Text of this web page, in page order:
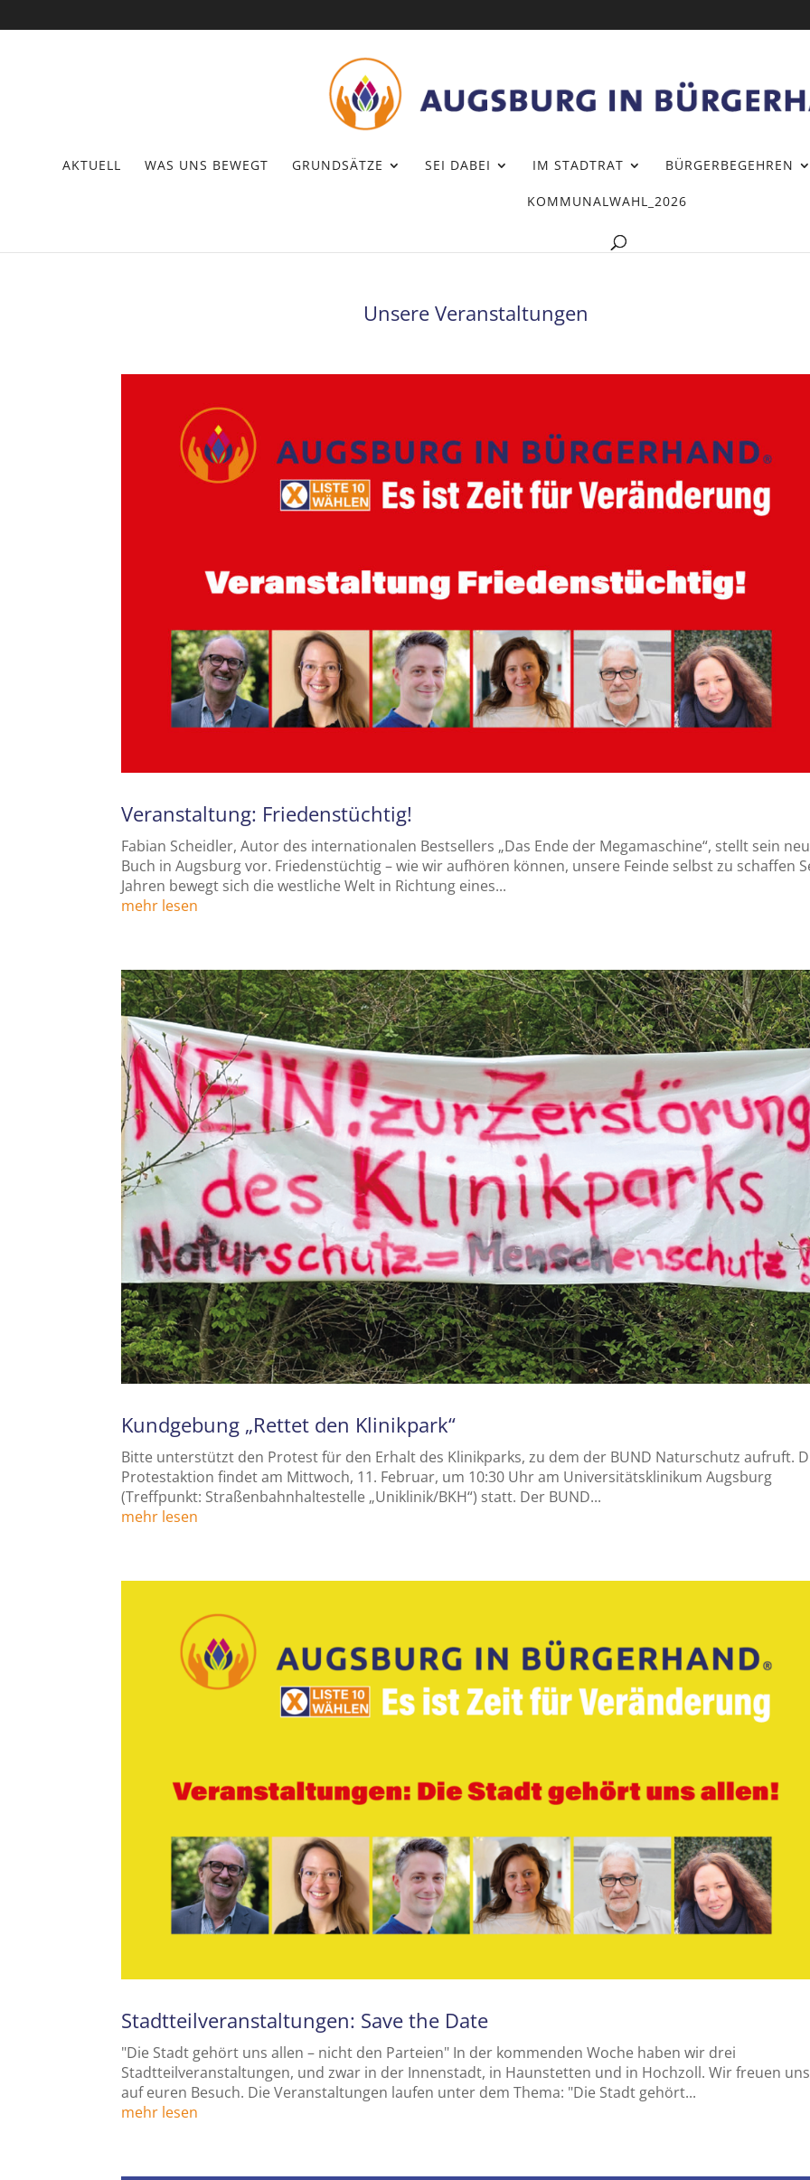
AKTUELL WAS UNS BEWEGT GRUNDSÄTZE SEI DABEI IM STADTRAT BÜRGERBEGEHREN
KOMMUNALWAHL_2026
Unsere Veranstaltungen
Veranstaltung: Friedenstüchtig!
Fabian Scheidler, Autor des internationalen Bestsellers „Das Ende der Megamaschine“, stellt sein
Buch in Augsburg vor. Friedenstüchtig – wie wir aufhören können, unsere Feinde selbst zu schaffen
Jahren bewegt sich die westliche Welt in Richtung eines...
mehr lesen
Kundgebung „Rettet den Klinikpark“
Bitte unterstützt den Protest für den Erhalt des Klinikparks, zu dem der BUND Naturschutz aufruft.
Protestaktion findet am Mittwoch, 11. Februar, um 10:30 Uhr am Universitätsklinikum Augsburg
(Treffpunkt: Straßenbahnhaltestelle „Uniklinik/BKH“) statt. Der BUND...
mehr lesen
Stadtteilveranstaltungen: Save the Date
"Die Stadt gehört uns allen – nicht den Parteien" In der kommenden Woche haben wir drei
Stadtteilveranstaltungen, und zwar in der Innenstadt, in Haunstetten und in Hochzoll. Wir freuen uns
auf euren Besuch. Die Veranstaltungen laufen unter dem Thema: "Die Stadt gehört...
mehr lesen